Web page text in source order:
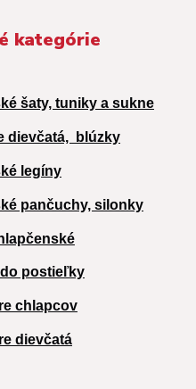
kategórie
šaty, tuniky a sukne
dievčatá, blúzky
legíny
pančuchy, silonky
postieľky
chlapcov
dievčatá